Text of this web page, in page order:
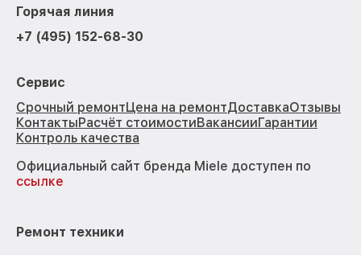
Горячая линия
+7 (495) 152-68-30
Сервис
Срочный ремонтЦена на ремонтДоставкаОтзывы
КонтактыРасчёт стоимостиВакансииГарантии
Контроль качества
Официальный сайт бренда Miele доступен по
ссылке
Ремонт техники